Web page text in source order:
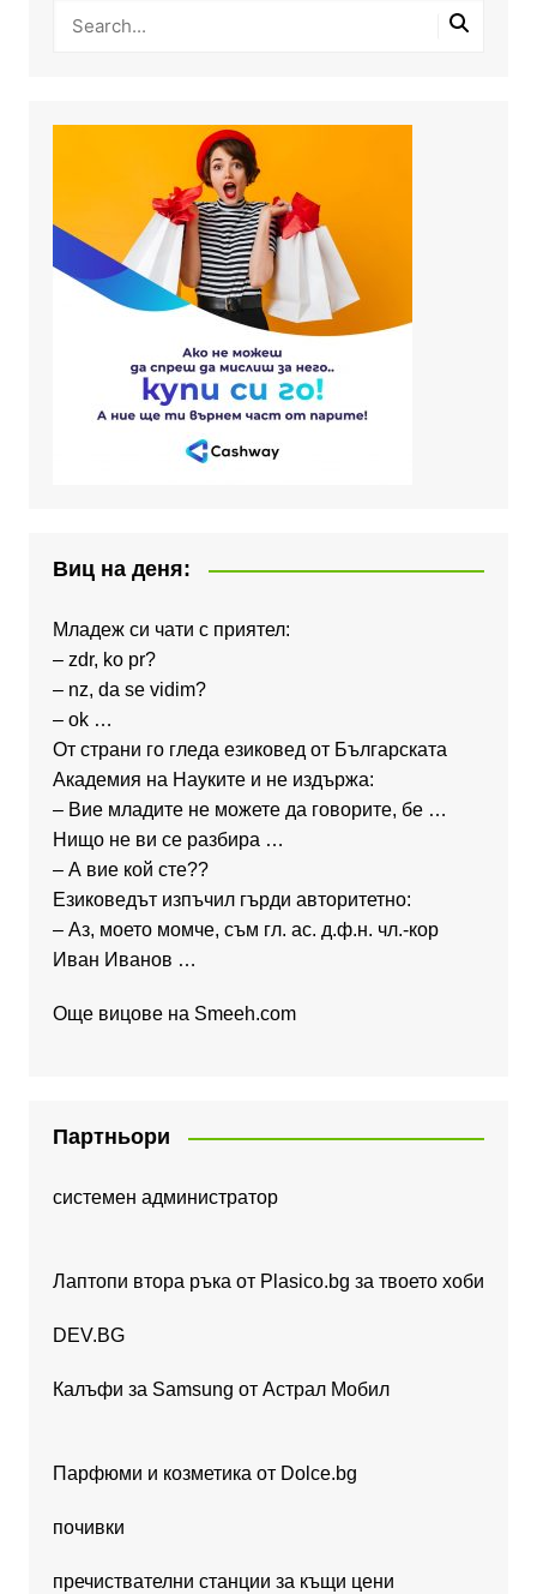
Виц на деня:
Младеж си чати с приятел:
– zdr, ko pr?
– nz, da se vidim?
– ok …
От страни го гледа езиковед от Българската
Академия на Науките и не издържа:
– Вие младите не можете да говорите, бе …
Нищо не ви се разбира …
– А вие кой сте??
Езиковедът изпъчил гърди авторитетно:
– Аз, моето момче, съм гл. ас. д.ф.н. чл.-кор
Иван Иванов …
Още вицове на Smeeh.com
Партньори
системен администратор
Лаптопи втора ръка от Plasico.bg за твоето хоби
DEV.BG
Калъфи за Samsung от Астрал Мобил
Парфюми и козметика от Dolce.bg
почивки
пречиствателни станции за къщи цени